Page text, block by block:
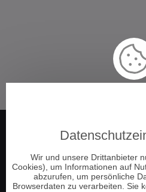
Wir und unsere Drittanbieter
Cookies), um Informationen auf
abzurufen, um persönliche
Browserdaten zu verarbeiten. Sie